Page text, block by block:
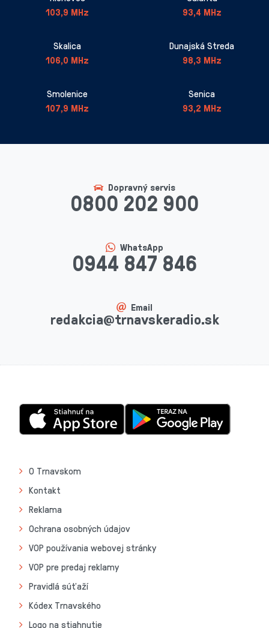
103,9 MHz
93,4 MHz
Skalica
106,0 MHz
Dunajská Streda
98,3 MHz
Smolenice
107,9 MHz
Senica
93,2 MHz
Dopravný servis
0800 202 900
WhatsApp
0944 847 846
Email
redakcia@trnavskeradio.sk
O Trnavskom
Kontakt
Reklama
Ochrana osobných údajov
VOP používania webovej stránky
VOP pre predaj reklamy
Pravidlá súťaží
Kódex Trnavského
Logo na stiahnutie